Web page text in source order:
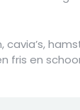
cavia’s,
fris en